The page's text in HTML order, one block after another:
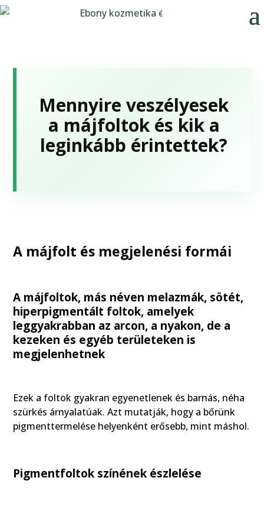
Mennyire veszélyesek
a májfoltok és kik a
leginkább érintettek?
A májfolt és megjelenési formái
A májfoltok, más néven melazmák, sötét,
hiperpigmentált foltok, amelyek
leggyakrabban az arcon, a nyakon, de a
kezeken és egyéb területeken is
megjelenhetnek
Ezek a foltok gyakran egyenetlenek és barnás, néha
szürkés árnyalatúak. Azt mutatják, hogy a bőrünk
pigmenttermelése helyenként erősebb, mint máshol.
Pigmentfoltok színének észlelése